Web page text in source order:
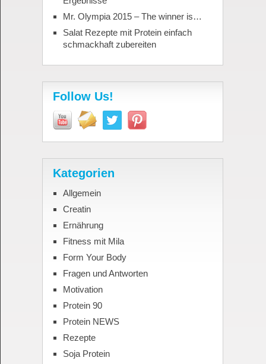
Mr. Olympia 2015 – The winner is…
Salat Rezepte mit Protein einfach
schmackhaft zubereiten
Follow Us!
Kategorien
Allgemein
Creatin
Ernährung
Fitness mit Mila
Form Your Body
Fragen und Antworten
Motivation
Protein 90
Protein NEWS
Rezepte
Soja Protein